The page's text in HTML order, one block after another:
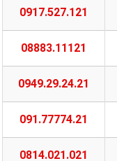
0917.527.121
08883.11121
0949.29.24.21
091.77774.21
0814.021.021